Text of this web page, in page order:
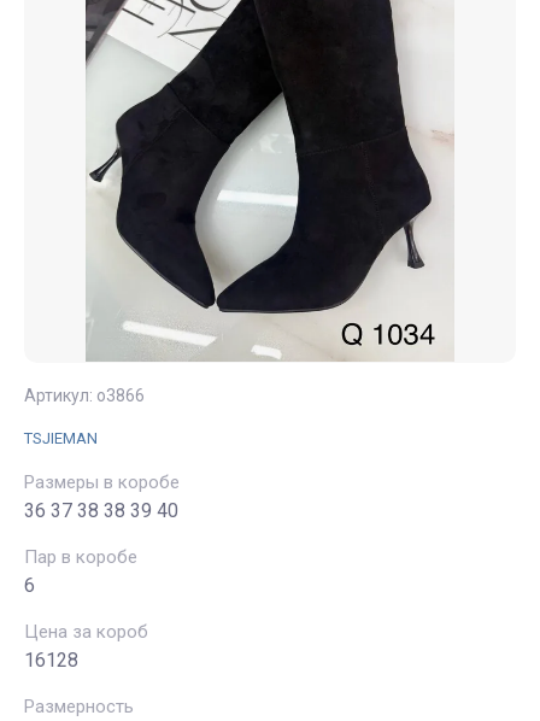
Артикул: о3866
TSJIEMAN
Размеры в коробе
36 37 38 38 39 40
Пар в коробе
6
Цена за короб
16128
Размерность